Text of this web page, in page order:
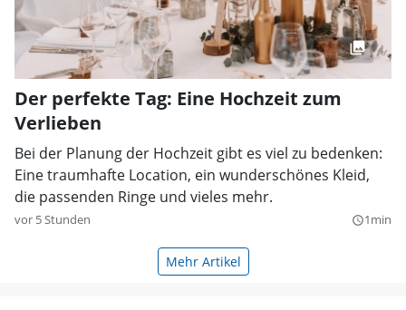
Der perfekte Tag: Eine Hochzeit zum
Verlieben
Bei der Planung der Hochzeit gibt es viel zu bedenken:
Eine traumhafte Location, ein wunderschönes Kleid,
die passenden Ringe und vieles mehr.
vor 5 Stunden query_builder1min
Mehr Artikel